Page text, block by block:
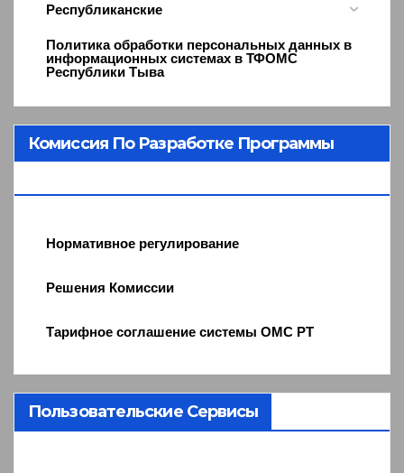
Республиканские
Политика обработки персональных данных в
информационных системах в ТФОМС
Республики Тыва
Комиссия По Разработке Программы
Нормативное регулирование
Решения Комиссии
Тарифное соглашение системы ОМС РТ
Пользовательские Сервисы